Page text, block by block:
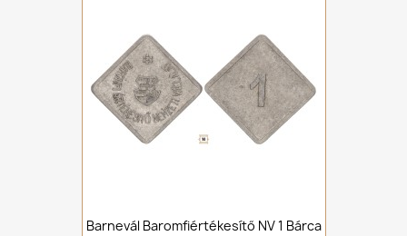
Barnevál Baromfiértékesítő NV 1 Bárca